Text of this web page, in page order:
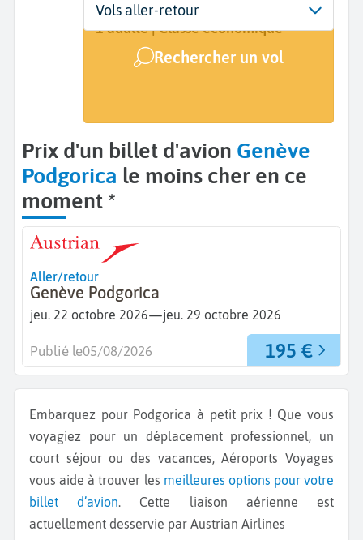
Départ
Genève (GVA)
Dates
Dates de votre voyage
Voyageurs | Classe
1 adulte | Classe économique
Rechercher un vol
Vols aller-retour
Prix d'un billet d'avion Genève
Podgorica le moins cher en ce
moment *
Aller/retour
Genève Podgorica
jeu. 22 octobre 2026—jeu. 29 octobre 2026
195 €
Publié le05/08/2026
Embarquez pour Podgorica à petit prix ! Que vous
voyagiez pour un déplacement professionnel, un
court séjour ou des vacances, Aéroports Voyages
vous aide à trouver les meilleures options pour votre
billet d’avion. Cette liaison aérienne est
actuellement desservie par Austrian Airlines